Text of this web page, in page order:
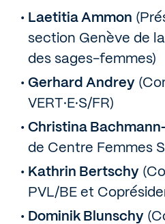
Laetitia Ammon
section Genève de
des sages-femmes)
Gerhard Andrey
VERT·E·S/FR)
Christina
de Centre Femmes
Kathrin Bertschy
PVL/BE et
Dominik Blunschy